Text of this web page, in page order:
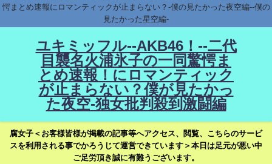
愕まとめ速報にロマンティックが止まらない？-僕の見たかった夜空編--僕の
見たかった星空編-
ユキミッフル--AKB46！--二代
目襲名火浦氷子の一同驚愕ま
とめ速報！にロマンティック
が止まらない？僕が見たかっ
た夜空-独女批判殺到激闘編
腐女子＜お客様皆様が掲載の記事等へアクセス、閲覧、こちらのサービ
スを利用される事でかろうじて運営できています＞本日は足元が悪い中
ご足労頂き誠に有難うございます。